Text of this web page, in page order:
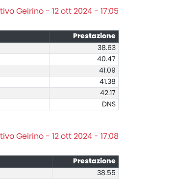
Geirino - 12 ott 2024 - 17:05
Prestazione
38.63
40.47
41.09
41.38
42.17
DNS
Geirino - 12 ott 2024 - 17:08
Prestazione
38.55